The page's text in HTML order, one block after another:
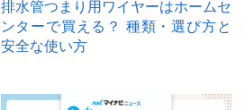
排水管つまり用ワイヤーはホームセ
ンターで買える？ 種類・選び方と
安全な使い方